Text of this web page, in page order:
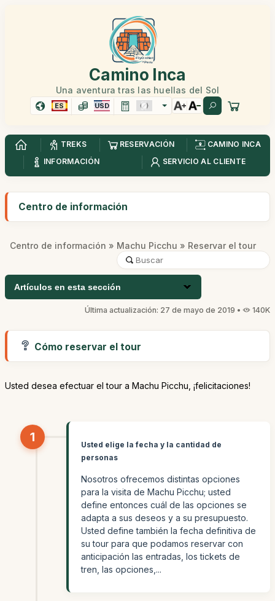
Camino Inca
Una aventura tras las huellas del Sol
ES USD
TREKS RESERVACIÓN
CAMINO INCA
INFORMACIÓN
SERVICIO AL CLIENTE
Centro de información
Centro de información » Machu Picchu » Reservar el tour
Artículos en esta sección
Última actualización: 27 de mayo de 2019 • 140K
Cómo reservar el tour
Usted desea efectuar el tour a Machu Picchu, ¡felicitaciones!
1
Usted elige la fecha y la cantidad de
personas
Nosotros ofrecemos distintas opciones
para la visita de Machu Picchu; usted
define entonces cuál de las opciones se
adapta a sus deseos y a su presupuesto.
Usted define también la fecha definitiva de
su tour para que podamos reservar con
anticipación las entradas, los tickets de
tren, las opciones,...